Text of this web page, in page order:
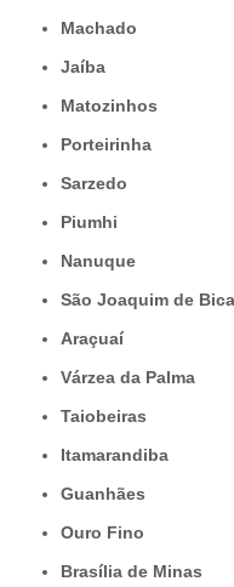
Machado
Jaíba
Matozinhos
Porteirinha
Sarzedo
Piumhi
Nanuque
São Joaquim de
Araçuaí
Várzea da Palma
Taiobeiras
Itamarandiba
Guanhães
Ouro Fino
Brasília de Minas